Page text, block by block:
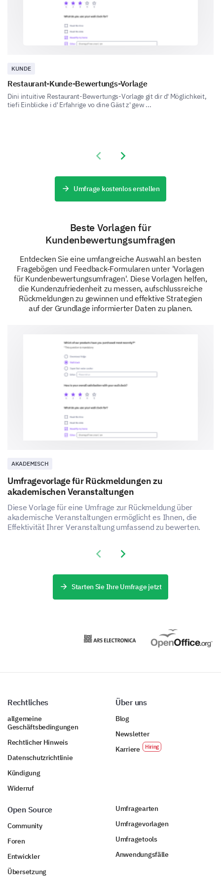
KUNDE
Restaurant-Kunde-Bewertungs-Vorlage
Dini intuitive Restaurant-Bewertungs-Vorlage git dir d' Möglichkeit,
tiefi Einblicke i d' Erfahrige vo dine Gäst z' gew ...
Previous slide
Next slide
Umfrage kostenlos erstellen
Beste Vorlagen für
Kundenbewertungsumfragen
Entdecken Sie eine umfangreiche Auswahl an besten
Fragebögen und Feedback-Formularen unter 'Vorlagen
für Kundenbewertungsumfragen'. Diese Vorlagen helfen,
die Kundenzufriedenheit zu messen, aufschlussreiche
Rückmeldungen zu gewinnen und effektive Strategien
auf der Grundlage informierter Daten zu planen.
AKADEMISCH
Umfragevorlage für Rückmeldungen zu
akademischen Veranstaltungen
Diese Vorlage für eine Umfrage zur Rückmeldung über
akademische Veranstaltungen ermöglicht es Ihnen, die
Effektivität Ihrer Veranstaltung umfassend zu bewerten.
Previous slide
Next slide
Starten Sie Ihre Umfrage jetzt
Rechtliches
allgemeine
Geschäftsbedingungen
Rechtlicher Hinweis
Datenschutzrichtlinie
Kündigung
Widerruf
Über uns
Blog
Newsletter
Karriere
Open Source
Community
Foren
Entwickler
Übersetzung
Umfragearten
Umfragevorlagen
Umfragetools
Anwendungsfälle